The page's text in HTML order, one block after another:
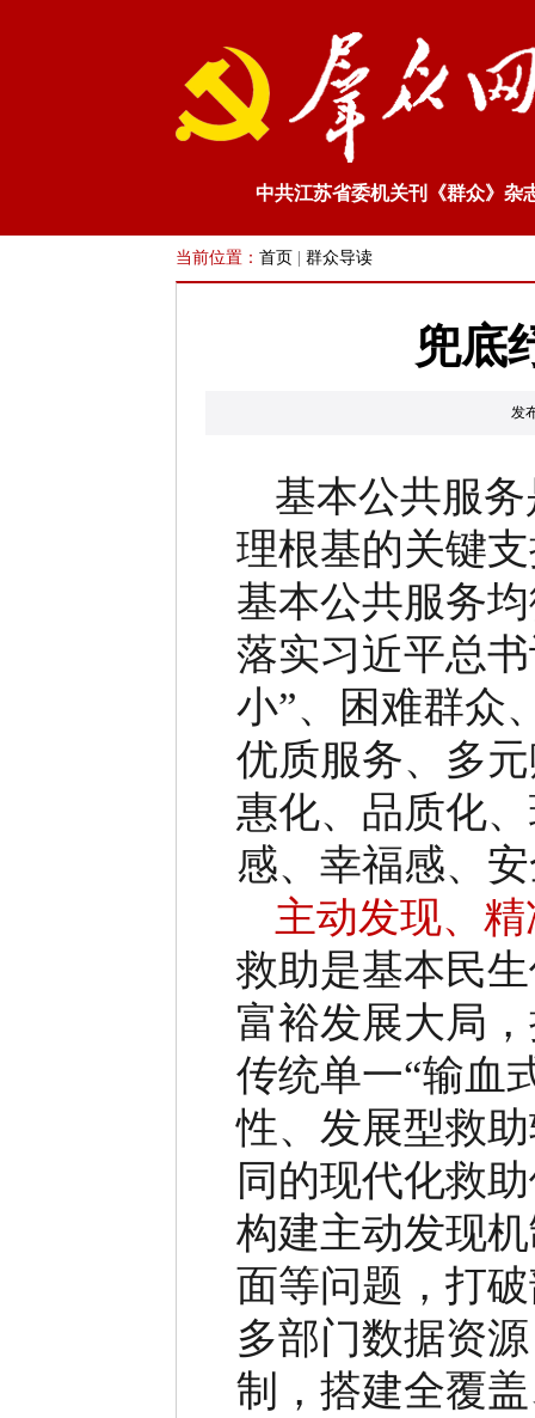
中共江苏省委机关刊《群众》杂
当前位置： 首页 群众导读
兜底
发
基本公共服
理根基的关键
基本公共服务
落实习近平总
小”、困难群众
优质服务、多
惠化、品质化
感、幸福感、
主动发现、
救助是基本民
富裕发展大局
传统单一“输血
性、发展型救
同的现代化救
构建主动发现
面等问题，打
多部门数据资
制，搭建全覆